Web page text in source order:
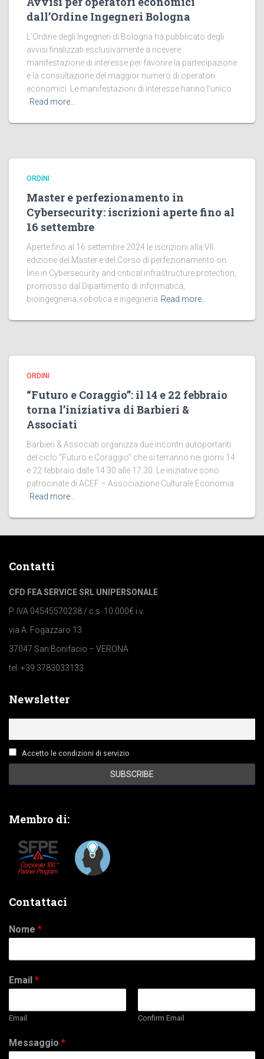
dall’Ordine Ingegneri Bologna
L’Ordine degli Ingegneri di Bologna ha pubblicato degli
avvisi finalizzati esclusivamente a ricevere
manifestazione di interesse per favorire la partecipazione
e la consultazione del maggior numero di operatori
economici. Le manifestazioni di interesse hanno l’unico
Read more…
ORDINI
Master e perfezionamento in
Cybersecurity: iscrizioni aperte fino al
16 settembre
Aperte fino al 16 settembre 2024 le iscrizioni alla VII
edizione del Master e del Corso di perfezionamento on
line in Cybersecurity and critical infrastructure protection,
promosso dal Dipartimento di informatica,
bioingegneria, robotica e ingegneria Read more…
ORDINI
“Futuro e Coraggio”: il 14 e 22 febbraio
torna l’iniziativa di Barbieri &
Associati
Barbieri & Associati organizza due incontri autoportanti
del ciclo “Futuro e Coraggio” che si terranno nei giorni 14
e 22 febbraio dalle 14.30 alle 17.30. Le iniziative sono
patrocinate di ACEF – Associazione Culturale Economia
Read more…
Contatti
CFD FEA SERVICE SRL UNIPERSONALE
P. IVA 04545570238 / c.s. 10.000€ i.v.
via A. Fogazzaro 13
37047 San Bonifacio – VERONA
tel. +39 3783033133
Newsletter
Accetto le condizioni di servizio
Membro di:
Contattaci
Nome *
Email *
Email Confirm Email
Messaggio *